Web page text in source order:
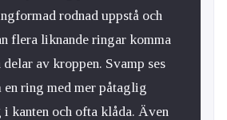
rodnad uppstå och
flera liknande ringar komma
delar av kroppen. Svamp ses
en ring med mer påtaglig
kanten och ofta klåda. Även